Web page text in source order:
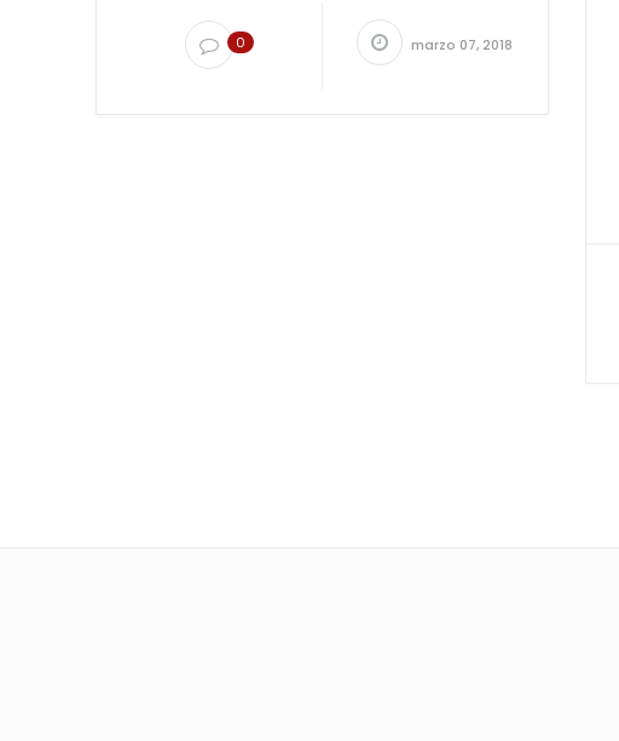
0 marzo 07, 2018